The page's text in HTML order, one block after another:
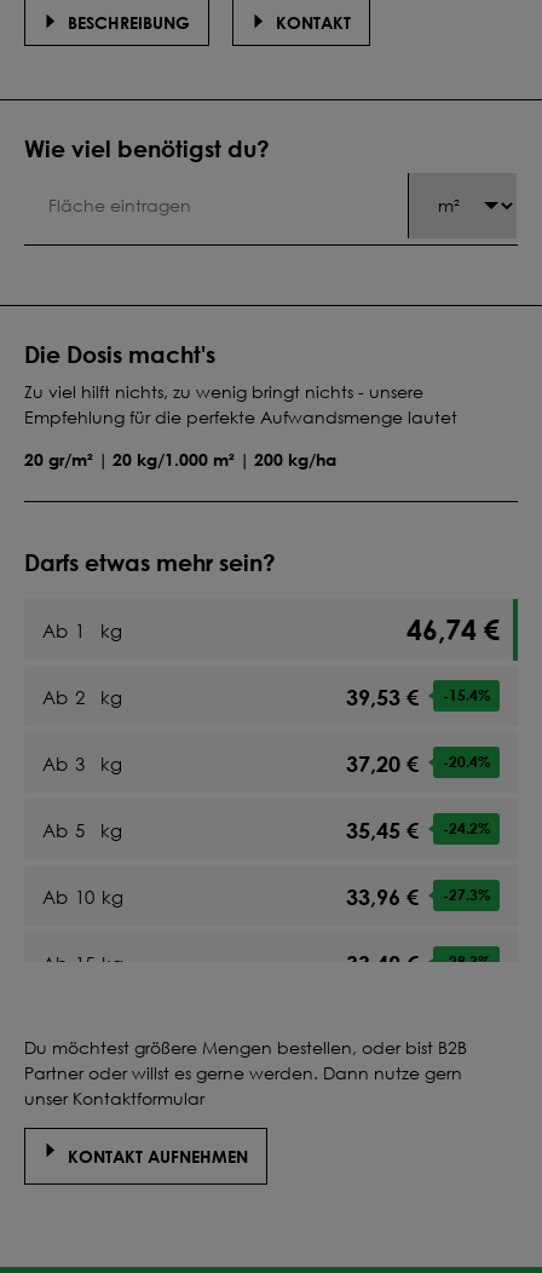
Wie viel benötigst du?
BESCHREIBUNG KONTAKT
Die Dosis macht's
Zu viel hilft nichts, zu wenig bringt nichts - unsere
Empfehlung für die perfekte Aufwandsmenge lautet
20 gr/m² | 20 kg/1.000 m² | 200 kg/ha
Darfs etwas mehr sein?
Ab 1 kg 46,74 €
Ab 2 kg 39,53 € -15.4%
Ab 3 kg 37,20 € -20.4%
Ab 5 kg 35,45 € -24.2%
Ab 10 kg 33,96 € -27.3%
Ab 15 kg 33,49 € -28.3%
Ab 25 kg
Ab 30 kg
Du möchtest größere Mengen bestellen, oder bist B2B
Partner oder willst es gerne werden. Dann nutze gern
unser Kontaktformular
KONTAKT AUFNEHMEN